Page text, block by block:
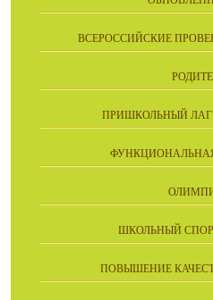
ВСЕРОССИЙСКИЕ
ПРИШКОЛЬНЫЙ
ШКОЛЬНЫЙ
ПОВЫШЕНИЕ